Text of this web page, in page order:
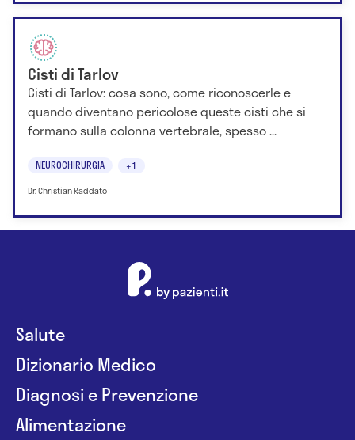
Cisti di Tarlov
Cisti di Tarlov: cosa sono, come riconoscerle e
quando diventano pericolose queste cisti che si
formano sulla colonna vertebrale, spesso ...
NEUROCHIRURGIA +1
Dr. Christian Raddato
Salute
Dizionario Medico
Diagnosi e Prevenzione
Alimentazione